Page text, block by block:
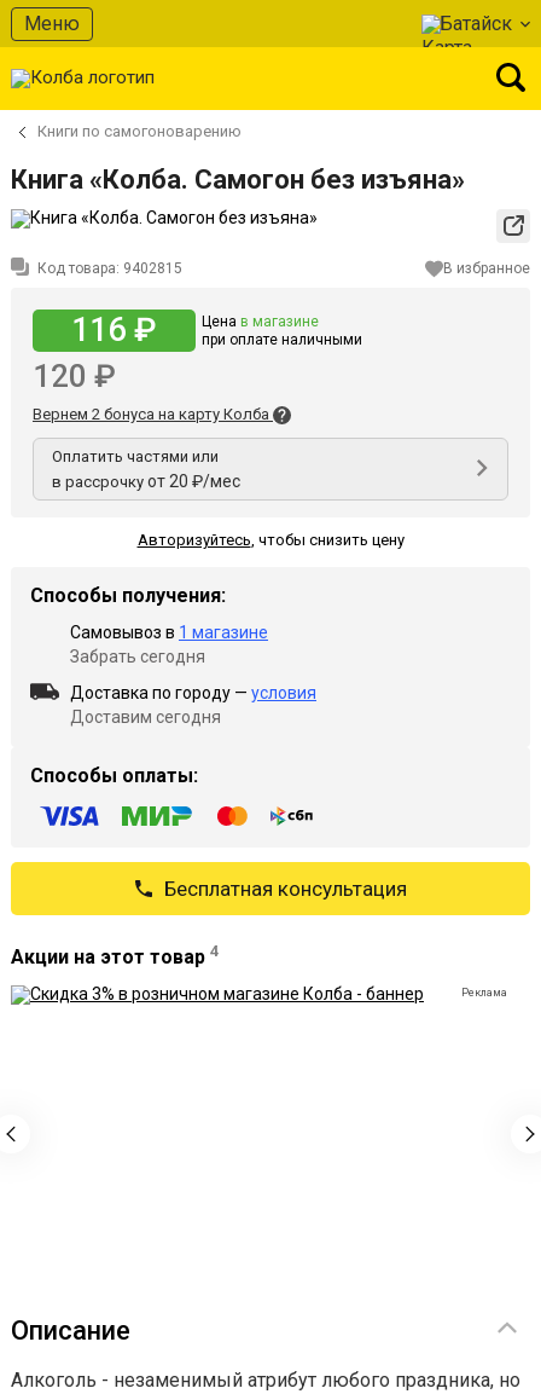
Меню Батайск
Книги по самогоноварению
Книга «Колба. Самогон без изъяна»
Код товара: 9402815 В избранное
116 ₽ Цена в магазине
при оплате наличными
120 ₽
Вернем 2 бонуса на карту Колба
Оплатить частями или
в рассрочку от 20 ₽/мес
Авторизуйтесь, чтобы снизить цену
Способы получения:
Самовывоз в 1 магазине
Забрать сегодня
Доставка по городу — условия
Доставим сегодня
Способы оплаты:
Бесплатная консультация
Акции на этот товар 4
Реклама
Описание
Алкоголь - незаменимый атрибут любого праздника, но